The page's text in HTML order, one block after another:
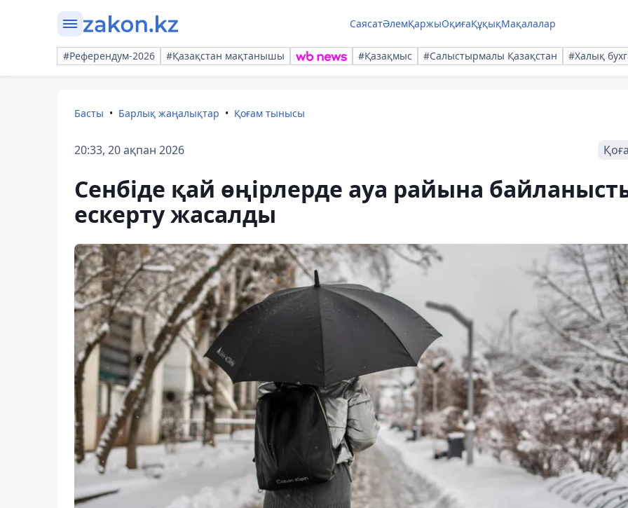
СаясатӘлемҚаржыОқиғаҚұқықМақалалар
#Референдум-2026 #Қазақстан мақтанышы #Қазақмыс #Салыстырмалы Қазақстан #Халық
Басты Барлық жаңалықтар Қоғам тынысы
20:33, 20 ақпан 2026
Сенбіде қай өңірлерде ауа райына
ескерту жасалды